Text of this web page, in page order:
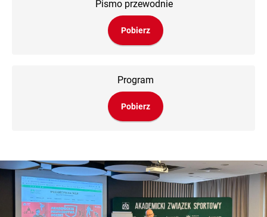
Pismo przewodnie
Pobierz
Program
Pobierz